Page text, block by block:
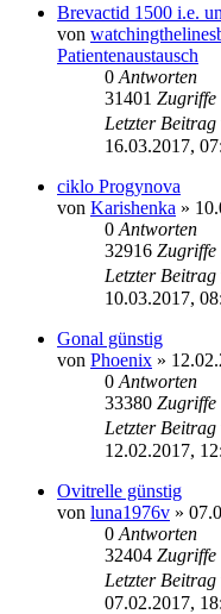
Brevactid 1500 i.e.
von
Patientenaustausch
0 Antworten
31401 Zugriffe
Letzter Beitrag
16.03.2017,
ciklo Progynova
von Karishenka »
0 Antworten
32916 Zugriffe
Letzter Beitrag
10.03.2017,
Gonal günstig
von Phoenix »
0 Antworten
33380 Zugriffe
Letzter Beitrag
12.02.2017,
Ovitrelle günstig
von luna1976v »
0 Antworten
32404 Zugriffe
Letzter Beitrag
07.02.2017,